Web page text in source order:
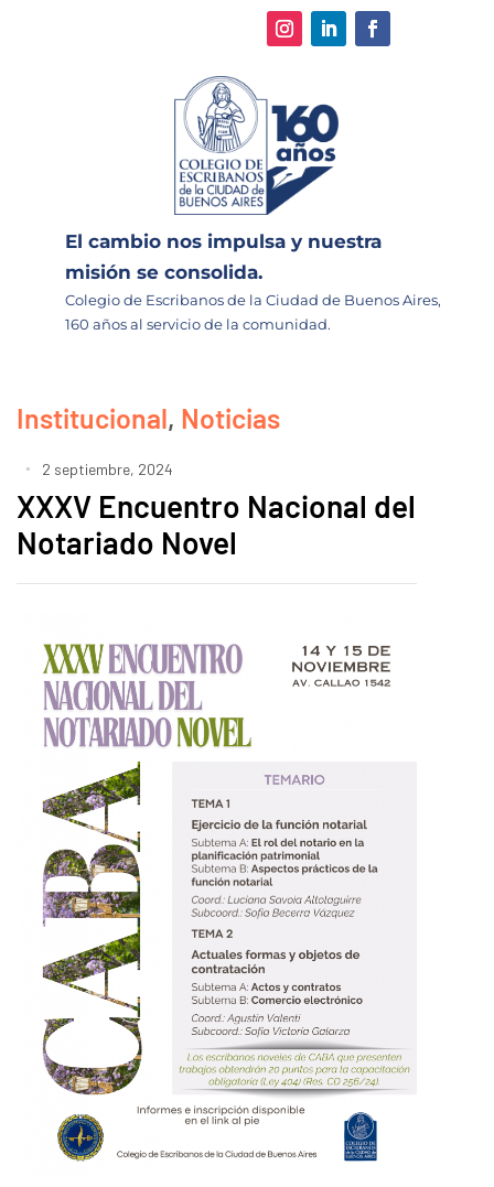
El cambio nos impulsa y nuestra
misión se consolida.
Colegio de Escribanos de la Ciudad de Buenos Aires,
160 años al servicio de la comunidad.
Institucional, Noticias
2 septiembre, 2024
XXXV Encuentro Nacional del
Notariado Novel